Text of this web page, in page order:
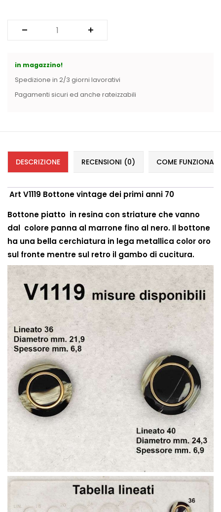
in magazzino!
Spedizione in 2/3 giorni lavorativi
Pagamenti sicuri ed anche rateizzabili
DESCRIZIONE RECENSIONI (0) COME
Art V1119 Bottone vintage dei primi anni 70
Bottone piatto in resina con striature che vanno
dal colore panna al marrone fino al nero. Il bottone
ha una bella cerchiatura in lega metallica color oro
sul fronte mentre sul retro il gambo di cucitura.